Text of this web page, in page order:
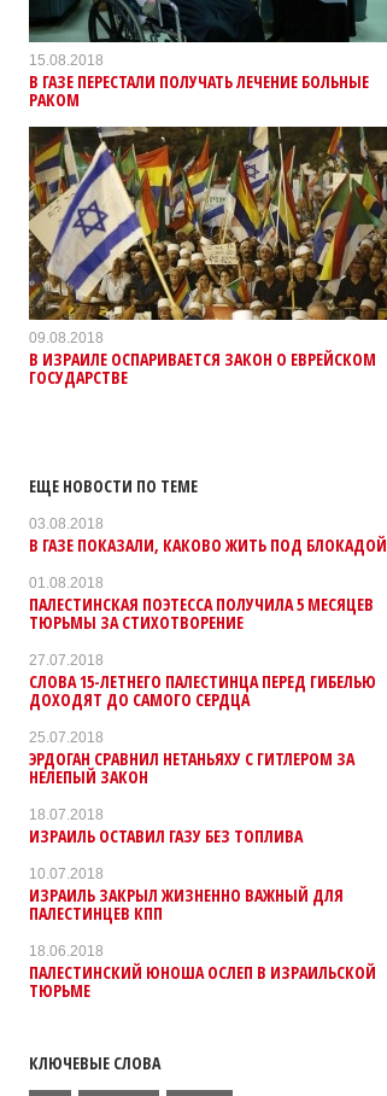
15.08.2018
В ГАЗЕ ПЕРЕСТАЛИ ПОЛУЧАТЬ ЛЕЧЕНИЕ БОЛЬНЫЕ
РАКОМ
09.08.2018
В ИЗРАИЛЕ ОСПАРИВАЕТСЯ ЗАКОН О ЕВРЕЙСКОМ
ГОСУДАРСТВЕ
ЕЩЕ НОВОСТИ ПО ТЕМЕ
03.08.2018
В ГАЗЕ ПОКАЗАЛИ, КАКОВО ЖИТЬ ПОД БЛОКАДОЙ
01.08.2018
ПАЛЕСТИНСКАЯ ПОЭТЕССА ПОЛУЧИЛА 5 МЕСЯЦЕВ
ТЮРЬМЫ ЗА СТИХОТВОРЕНИЕ
27.07.2018
СЛОВА 15-ЛЕТНЕГО ПАЛЕСТИНЦА ПЕРЕД ГИБЕЛЬЮ
ДОХОДЯТ ДО САМОГО СЕРДЦА
25.07.2018
ЭРДОГАН СРАВНИЛ НЕТАНЬЯХУ С ГИТЛЕРОМ ЗА
НЕЛЕПЫЙ ЗАКОН
18.07.2018
ИЗРАИЛЬ ОСТАВИЛ ГАЗУ БЕЗ ТОПЛИВА
10.07.2018
ИЗРАИЛЬ ЗАКРЫЛ ЖИЗНЕННО ВАЖНЫЙ ДЛЯ
ПАЛЕСТИНЦЕВ КПП
18.06.2018
ПАЛЕСТИНСКИЙ ЮНОША ОСЛЕП В ИЗРАИЛЬСКОЙ
ТЮРЬМЕ
КЛЮЧЕВЫЕ СЛОВА